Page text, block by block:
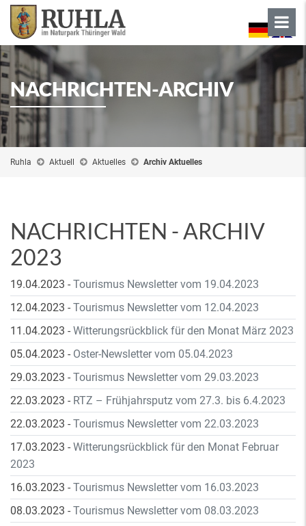
NACHRICHTEN-ARCHIV
Ruhla Aktuell Aktuelles Archiv Aktuelles
NACHRICHTEN - ARCHIV
2023
19.04.2023 - Tourismus Newsletter vom 19.04.2023
12.04.2023 - Tourismus Newsletter vom 12.04.2023
11.04.2023 - Witterungsrückblick für den Monat März 2023
05.04.2023 - Oster-Newsletter vom 05.04.2023
29.03.2023 - Tourismus Newsletter vom 29.03.2023
22.03.2023 - RTZ – Frühjahrsputz vom 27.3. bis 6.4.2023
22.03.2023 - Tourismus Newsletter vom 22.03.2023
17.03.2023 - Witterungsrückblick für den Monat Februar
2023
16.03.2023 - Tourismus Newsletter vom 16.03.2023
08.03.2023 - Tourismus Newsletter vom 08.03.2023